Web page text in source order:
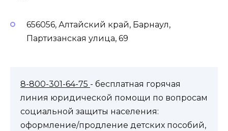
656056, Алтайский край, Барнаул,
Партизанская улица, 69
8-800-301-64-75 - бесплатная горячая
линия юридической помощи по вопросам
социальной защиты населения:
оформление/продление детских пособий,